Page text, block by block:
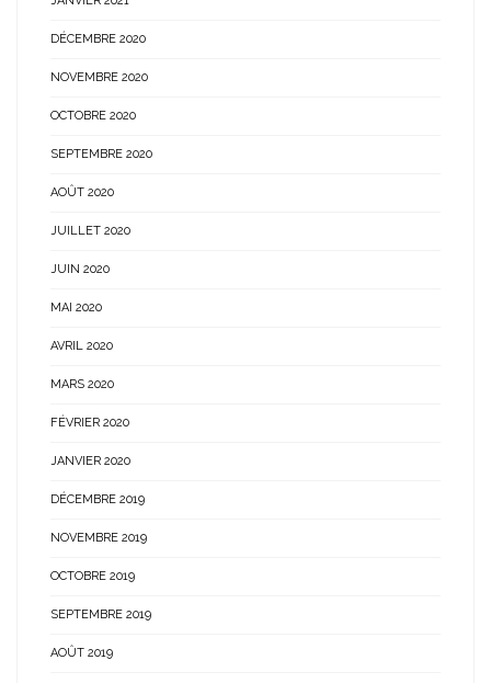
DÉCEMBRE 2020
NOVEMBRE 2020
OCTOBRE 2020
SEPTEMBRE 2020
AOÛT 2020
JUILLET 2020
JUIN 2020
MAI 2020
AVRIL 2020
MARS 2020
FÉVRIER 2020
JANVIER 2020
DÉCEMBRE 2019
NOVEMBRE 2019
OCTOBRE 2019
SEPTEMBRE 2019
AOÛT 2019